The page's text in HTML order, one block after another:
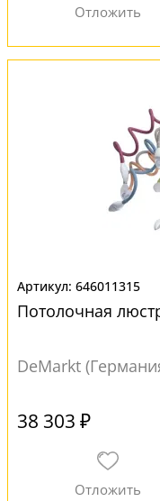
646011315
Потолочная
DeMarkt
38 303 ₽